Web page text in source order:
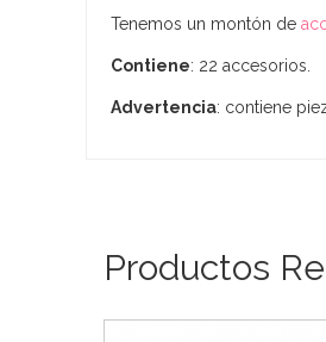
Tenemos un montón de
Contiene: 22 accesorios.
Advertencia: contiene
Productos